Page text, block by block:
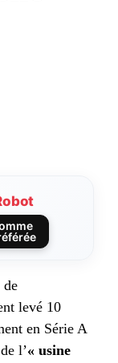
de
levé 10
en Série A
l’« usine